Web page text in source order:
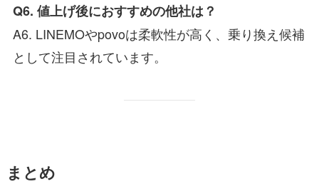
Q6. 値上げ後におすすめの他社は？
A6. LINEMOやpovoは柔軟性が高く、乗り換え候補
として注目されています。
まとめ